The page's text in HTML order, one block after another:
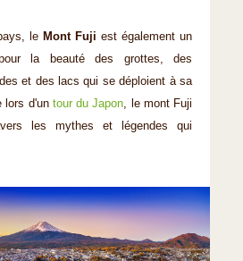
le Mont Fuji est également un
la beauté des grottes, des
et des lacs qui se déploient à sa
lors d'un tour du Japon, le mont Fuji
les mythes et légendes qui